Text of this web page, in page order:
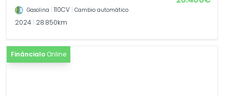
Gasolina 110CV Cambio automático
2024 28.850km
Fináncialo Online